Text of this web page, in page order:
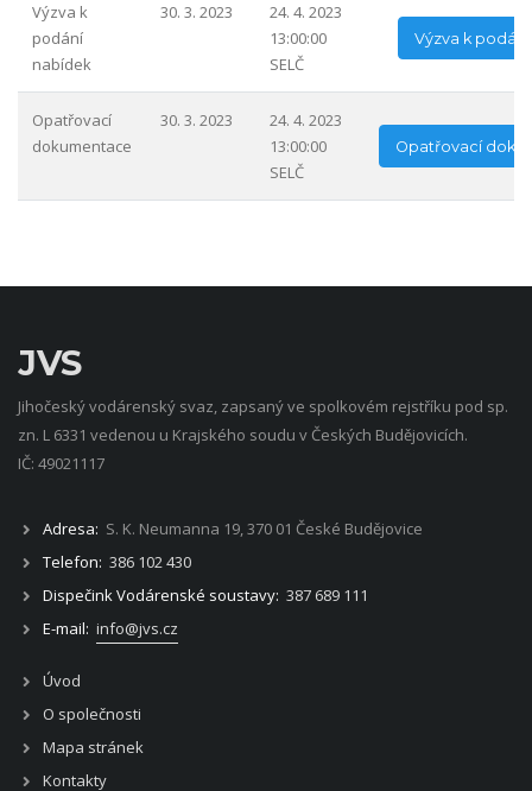
Výzva k
podání
nabídek
30. 3. 2023
24. 4. 2023
13:00:00
SELČ
Výzva k
Opatřovací
dokumentace
30. 3. 2023
24. 4. 2023
13:00:00
SELČ
Opatřovací
JVS
Jihočeský vodárenský svaz, zapsaný ve spolkovém rejstříku pod sp.
zn. L 6331 vedenou u Krajského soudu v Českých Budějovicích.
IČ: 49021117
Adresa: S. K. Neumanna 19, 370 01 České Budějovice
Telefon: 386 102 430
Dispečink Vodárenské soustavy: 387 689 111
E-mail: info@jvs.cz
Úvod
O společnosti
Mapa stránek
Kontakty